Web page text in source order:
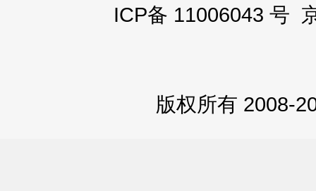
ICP备 11006043 号
版权所有 2008-